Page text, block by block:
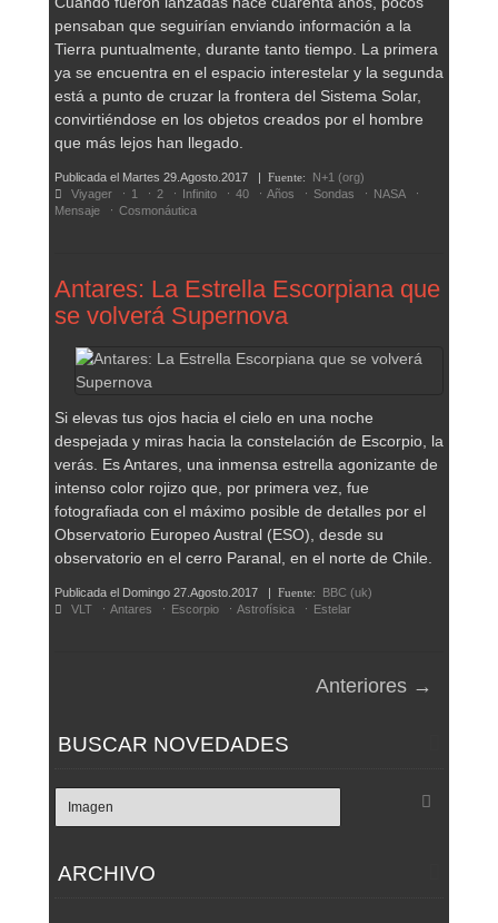
pensaban que seguirían enviando información a la
Tierra puntualmente, durante tanto tiempo. La primera
ya se encuentra en el espacio interestelar y la segunda
está a punto de cruzar la frontera del Sistema Solar,
convirtiéndose en los objetos creados por el hombre
que más lejos han llegado.
Publicada el Martes 29.Agosto.2017 | Fuente:
N+1 (org)
Viyager
1 2 Infinito 40 Años Sondas
NASA
Mensaje
Cosmonáutica
Antares: La Estrella Escorpiana que
se volverá Supernova
Si elevas tus ojos hacia el cielo en una noche
despejada y miras hacia la constelación de Escorpio, la
verás. Es Antares, una inmensa estrella agonizante de
intenso color rojizo que, por primera vez, fue
fotografiada con el máximo posible de detalles por el
Observatorio Europeo Austral (ESO), desde su
observatorio en el cerro Paranal, en el norte de Chile.
Publicada el Domingo 27.Agosto.2017 | Fuente:
BBC (uk)
VLT
Antares Escorpio Astrofísica Estelar
Anteriores →
BUSCAR NOVEDADES
ARCHIVO